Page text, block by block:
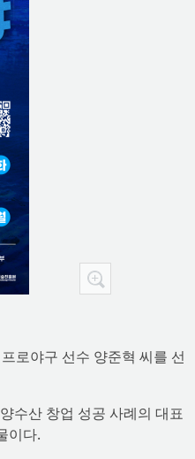
로야구 선수 양준혁 씨를 선
수산 창업 성공 사례의 대표
이다.